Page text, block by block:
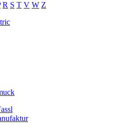
R S T V W Z